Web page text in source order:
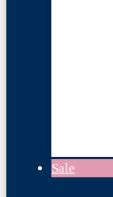
Sale